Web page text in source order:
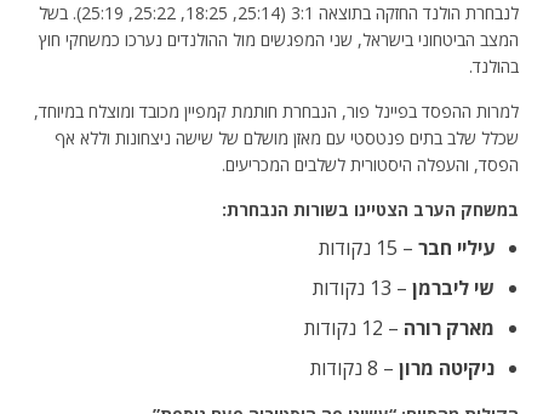
לנבחרת הולנד החזקה בתוצאה 3:1 (25:14, 18:25, 25:22, 25:19). בשל
המצב הביטחוני בישראל, שני המפגשים מול ההולנדים נערכו כמשחקי חוץ
בהולנד.
למרות ההפסד בפיינל פור, הנבחרת חותמת קמפיין מכובד ומוצלח במיוחד,
שכלל שלב בתים פנטסטי עם מאזן מושלם של שישה ניצחונות וללא אף
הפסד, והעפלה היסטורית לשלבים המכריעים.
במשחק הערב הצטיינו בשורות הנבחרת:
עיליי חבר – 15 נקודות
שי ליברמן – 13 נקודות
מארק רורה – 12 נקודות
ניקיטה מרון – 8 נקודות